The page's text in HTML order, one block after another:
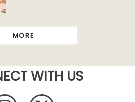
MORE
WITH US